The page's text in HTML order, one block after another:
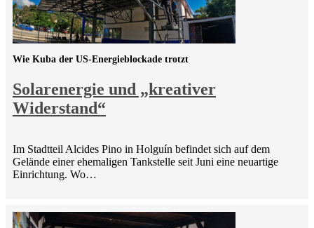
Solarenergie und „kreativer
Widerstand“
Wie Kuba der US-Energieblockade trotzt
Im Stadtteil Alcides Pino in Holguín befindet sich auf dem
Gelände einer ehemaligen Tankstelle seit Juni eine neuartige
Einrichtung. Wo…